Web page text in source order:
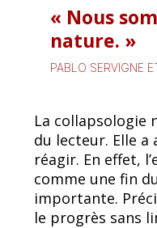
Nous
nature.
PABLO SERVIGNE
La collapsologie
du lecteur. Elle
réagir. En effet,
comme une fin
importante.
le progrès sans